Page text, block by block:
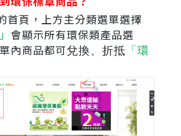
首頁，上方主分類選單選擇
會顯示所有環保類產品選
內商品都可兌換、折抵 「環